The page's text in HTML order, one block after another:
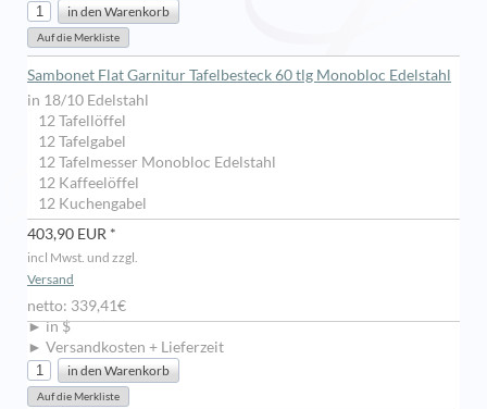
Sambonet Flat Garnitur Tafelbesteck 60 tlg Monobloc Edelstahl
in 18/10 Edelstahl
12 Tafellöffel
12 Tafelgabel
12 Tafelmesser Monobloc Edelstahl
12 Kaffeelöffel
12 Kuchengabel
403,90 EUR *
incl Mwst. und zzgl.
Versand
netto: 339,41€
► in $
► Versandkosten + Lieferzeit